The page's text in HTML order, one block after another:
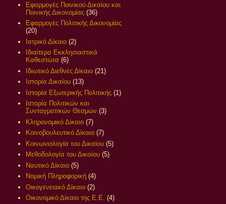
Εφαρμογές Ποινικού Δικαίου και
Ποινικής Δικονομίας (36)
Εφαρμογές Πολιτικής Δικονομίας
(20)
Ιατρικό Δίκαιο (2)
Ιδιαίτερα Εκκλησιαστικά
Καθεστώτα (6)
Ιδιωτικό Διεθνές Δίκαιο (21)
Ιστορία Δικαίου (13)
Ιστορία Εξωτερικής Πολιτικής (1)
Ιστορία Πολιτικών και
Συνταγματικών Θεσμών (3)
Κληρονομικό Δίκαιο (7)
Κοινοβουλευτικό Δίκαιο (7)
Κοινωνιολογία του Δικαίου (5)
Μεθοδολογία του Δικαίου (5)
Ναυτικό Δίκαιο (5)
Νομική Πληροφορική (4)
Οικογενειακό Δίκαιο (2)
Οικονομικό Δίκαιο της Ε.Ε. (4)